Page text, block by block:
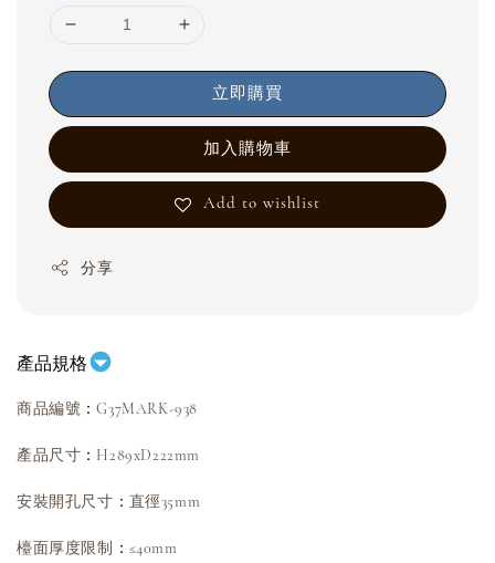
立即購買
加入購物車
Add to wishlist
分享
產品規格
商品編號 ：G37MARK-938
產品尺寸 ： H289xD222mm
安裝開孔尺寸 ： 直徑35mm
檯面厚度限制 ： ≤40mm